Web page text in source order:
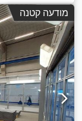
מודעה קטנה